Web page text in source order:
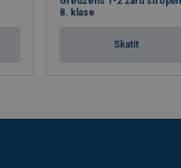
8. klase
Skatīt